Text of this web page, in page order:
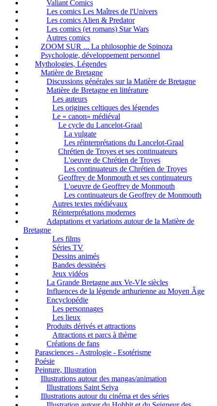
Valiant Comics
Les comics Les Maîtres de l'Univers
Les comics Alien & Predator
Les comics (et romans) Star Wars
Autres comics
ZOOM SUR ... La philosophie de Spinoza
Psychologie, développement personnel
Mythologies, Légendes
Matière de Bretagne
Discussions générales sur la Matière de Bretagne
Matière de Bretagne en littérature
Les auteurs
Les origines celtiques des légendes
Le « canon» médiéval
Le cycle du Lancelot-Graal
La vulgate
Les réinterprétations du Lancelot-Graal
Chrétien de Troyes et ses continuateurs
L'oeuvre de Chrétien de Troyes
Les continuateurs de Chrétien de Troyes
Geoffrey de Monmouth et ses continuateurs
L'oeuvre de Geoffrey de Monmouth
Les continuateurs de Geoffrey de Monmouth
Autres textes médiévaux
Réinterprétations modernes
Adaptations et variations autour de la Matière de
Bretagne
Les films
Séries TV
Dessins animés
Bandes dessinées
Jeux vidéos
La Grande Bretagne aux Ve-VIe siècles
Influences de la légende arthurienne au Moyen Âge
Encyclopédie
Les personnages
Les lieux
Produits dérivés et attractions
Attractions et parcs à thème
Créations de fans
Parasciences - Astrologie - Esotérisme
Poésie
Peinture, Illustration
Illustrations autour des mangas/animation
Illustrations Saint Seiya
Illustrations autour du cinéma et des séries